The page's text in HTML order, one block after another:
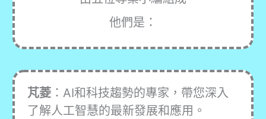
他們是：
芃菱：AI和科技趨勢的專家，帶您深入
了解人工智慧的最新發展和應用。